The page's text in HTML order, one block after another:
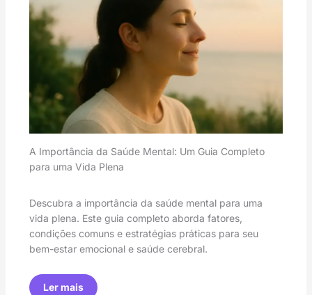
A Importância da Saúde Mental: Um Guia Completo
para uma Vida Plena
Descubra a importância da saúde mental para uma
vida plena. Este guia completo aborda fatores,
condições comuns e estratégias práticas para seu
bem-estar emocional e saúde cerebral.
Ler mais